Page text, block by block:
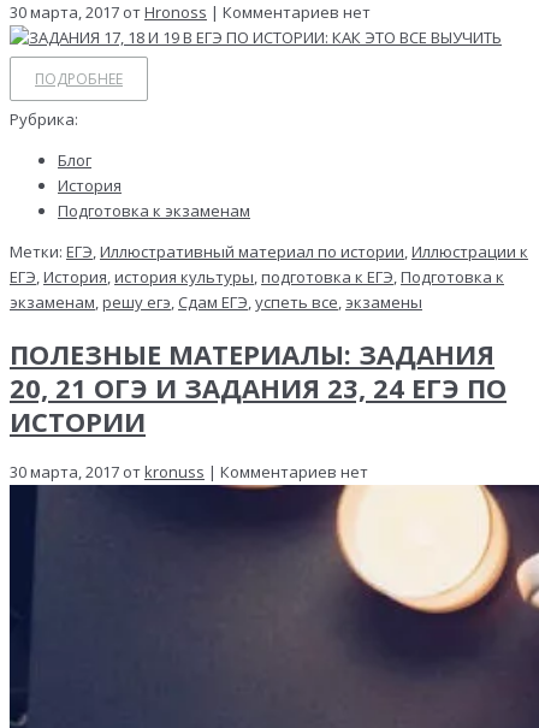
30 марта, 2017 отHronoss | Комментариев нет
ПОДРОБНЕЕ
Рубрика:
Блог
История
Подготовка к экзаменам
Метки: ЕГЭ,Иллюстративный материал по истории,Иллюстрации к
ЕГЭ,История,история культуры,подготовка к ЕГЭ,Подготовка к
экзаменам,решу егэ, Сдам ЕГЭ,успеть все, экзамены
ПОЛЕЗНЫЕ МАТЕРИАЛЫ: ЗАДАНИЯ
20, 21 ОГЭ И ЗАДАНИЯ 23, 24 ЕГЭ ПО
ИСТОРИИ
30 марта, 2017 отkronuss | Комментариев нет